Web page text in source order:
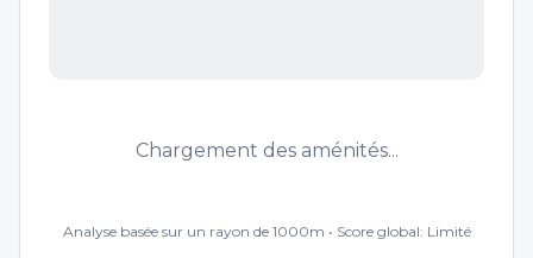
Chargement des aménités...
Analyse basée sur un rayon de 1000m • Score global: Limité